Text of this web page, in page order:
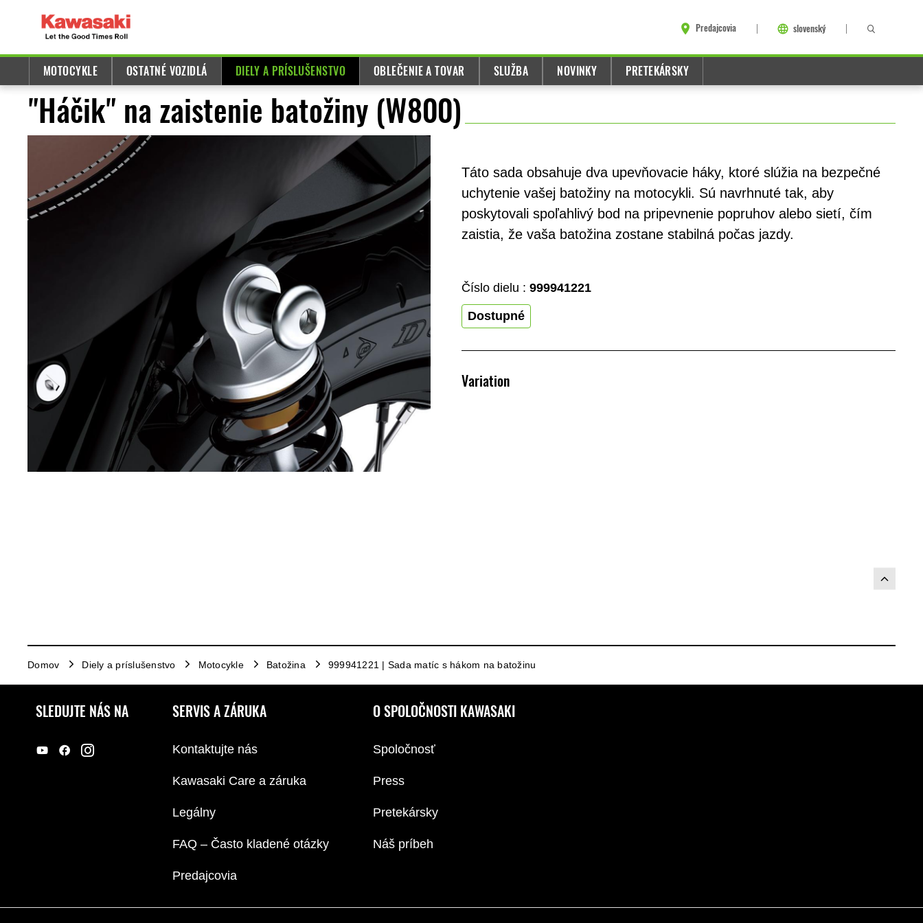
Predajcovia slovenský
MOTOCYKLE OSTATNÉ VOZIDLÁ DIELY A PRÍSLUŠENSTVO OBLEČENIE A TOVAR SLUŽBA NOVINKY PRETEKÁRSKY
"Háčik" na zaistenie batožiny (W800)
Táto sada obsahuje dva upevňovacie háky, ktoré slúžia na bezpečné
uchytenie vašej batožiny na motocykli. Sú navrhnuté tak, aby
poskytovali spoľahlivý bod na pripevnenie popruhov alebo sietí, čím
zaistia, že vaša batožina zostane stabilná počas jazdy.
Číslo dielu : 999941221
Dostupné
Variation
Domov Diely a príslušenstvo Motocykle Batožina 999941221 | Sada matíc s hákom na batožinu
SLEDUJTE NÁS NA SERVIS A ZÁRUKA
Kontaktujte nás
Kawasaki Care a záruka
Legálny
FAQ – Často kladené otázky
Predajcovia
O SPOLOČNOSTI KAWASAKI
Spoločnosť
Press
Pretekársky
Náš príbeh